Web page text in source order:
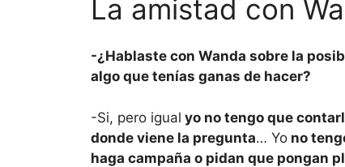
La amistad con
-¿Hablaste con Wanda sobre la
algo que tenías ganas de hacer?
-Si, pero igual yo no tengo que
donde viene la pregunta… Yo no
haga campaña o pidan que pongan